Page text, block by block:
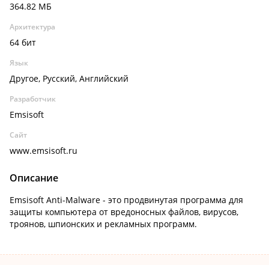
364.82 МБ
Архитектура
64 бит
Язык
Другое, Русский, Английский
Разработчик
Emsisoft
Сайт
www.emsisoft.ru
Описание
Emsisoft Anti-Malware - это продвинутая программа для
защиты компьютера от вредоносных файлов, вирусов,
троянов, шпионских и рекламных программ.